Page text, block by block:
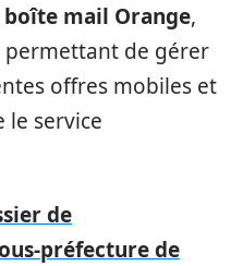
boîte mail Orange,
permettant de gérer
offres mobiles et
le service
de
préfecture de